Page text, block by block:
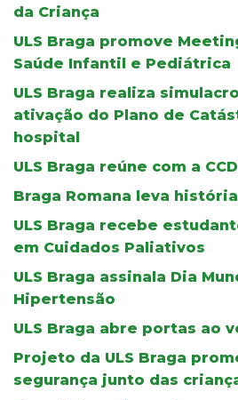
da Criança
ULS Braga promove
Saúde Infantil e Pediátrica
ULS Braga realiza
ativação do Plano de
hospital
ULS Braga reúne com a
Braga Romana leva
ULS Braga recebe
em Cuidados Paliativos
ULS Braga assinala Dia
Hipertensão
ULS Braga abre portas ao
Projeto da ULS Braga
segurança junto das